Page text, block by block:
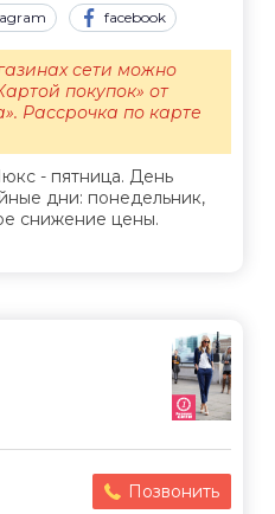
facebook
- пятница. День
дни: понедельник,
снижение цены.
сети можно
покупок» от
Рассрочка по карте
Позвонить